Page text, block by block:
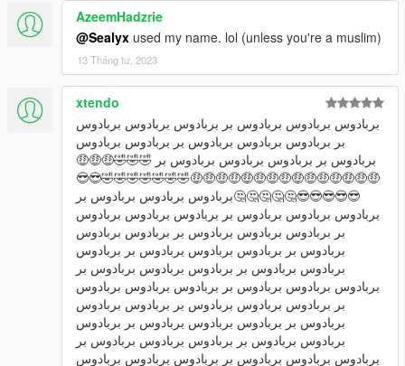
AzeemHadzrie
@Sealyx used my name. lol (unless you're a muslim)
13 Tháng tư, 2023
xtendo
بربادوس بربادوس بربادوس بر بربادوس بربادوس بربادوس
بر بربادوس بربادوس بربادوس بر بربادوس بربادوس
بربادوس بر بربادوس بربادوس بربادوس بر 🤣🤣🤣🤑🤑🤑
🤑🤑🤑🤑🤑🤑🤑🤑🤑🤑🤑🤑🤑🤑🤑🤣🤣🤣🤣🤣🤣🤣😎😎
😎😎😎😎😎🤔🤔🤔🤔🤔بربادوس بربادوس بربادوس بر
بربادوس بربادوس بربادوس بر بربادوس بربادوس بربادوس
بر بربادوس بربادوس بربادوس بر بربادوس بربادوس
بربادوس بر بربادوس بربادوس بربادوس بر بربادوس
بربادوس بربادوس بر بربادوس بربادوس بربادوس بر
بربادوس بربادوس بربادوس بر بربادوس بربادوس بربادوس
بر بربادوس بربادوس بربادوس بر بربادوس بربادوس
بربادوس بر بربادوس بربادوس بربادوس بر بربادوس
بربادوس بربادوس بر بربادوس بربادوس بربادوس بر
بربادوس بربادوس بربادوس بر بربادوس بربادوس بربادوس